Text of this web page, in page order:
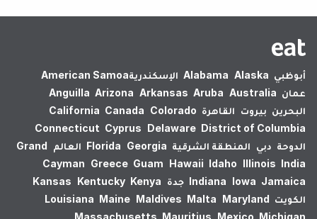
أبوظبي Alabama Alaska الإسكندرية‎American Samoa
عمان
Anguilla Arizona Arkansas Aruba Australia
البحرين بيروت القاهرة California Canada Colorado
Connecticut Cyprus Delaware District of Columbia
الدوحة دبي المنطقة الشرقية Florida Georgia العالم
Grand
Cayman Greece Guam Hawaii Idaho Illinois India
Indiana Iowa Jamaica جدة Kansas Kentucky Kenya
الكويت
Louisiana Maine Maldives Malta Maryland